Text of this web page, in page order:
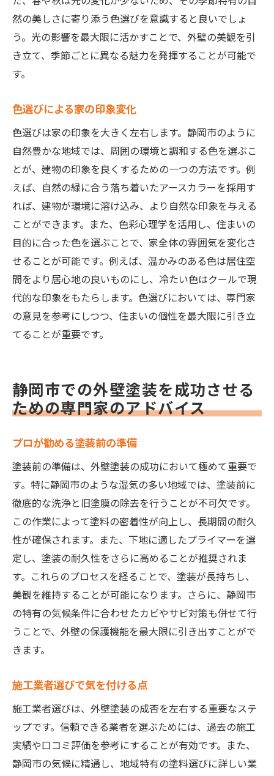
然の美しさに寄り添う色選びを意識すると良いでしょ
う。光の影響を最大限に活かすことで、外壁の美観を引
き立て、季節ごとに異なる魅力を発揮することが可能で
す。
色選びによる家の印象変化
色選びは家の印象を大きく左右します。静岡市のように
自然豊かな地域では、周囲の環境と調和する色を選ぶこ
とが、建物の印象を良くするための一つの方法です。例
えば、自然の緑に合う落ち着いたアースカラーを採用す
れば、建物が環境に溶け込み、より自然な印象を与える
ことができます。また、色彩心理学を活用し、住まいの
目的に合った色を選ぶことで、家全体の雰囲気を変化さ
せることが可能です。例えば、温かみのある色は居住空
間をより居心地の良いものにし、冷たい色はクールで現
代的な印象をもたらします。色選びにおいては、専門家
の意見を参考にしつつ、住まいの個性を最大限に引き立
てることが重要です。
静岡市での外壁塗装を成功させる
ための専門家のアドバイス
プロが勧める塗装前の準備
塗装前の準備は、外壁塗装の成功において極めて重要で
す。特に静岡市のような湿気の多い地域では、塗装前に
徹底的な洗浄と旧塗膜の除去を行うことが不可欠です。
この作業によって塗料の密着性が向上し、長期間の耐久
性が確保されます。また、下地に適したプライマーを選
定し、塗装の耐久性をさらに高めることが推奨されま
す。これらのプロセスを経ることで、塗装が長持ちし、
美観を維持することが可能になります。さらに、静岡市
の特有の気候条件に合わせたカビやサビ対策も併せて行
うことで、外壁の保護機能を最大限に引き出すことがで
きます。
施工業者選びで気を付ける点
施工業者選びは、外壁塗装の成否を左右する重要なステ
ップです。信頼できる業者を選ぶためには、過去の施工
実績や口コミ評価を参考にすることが有効です。また、
静岡市の気候に精通し、地域特有の塗料選びに詳しい業